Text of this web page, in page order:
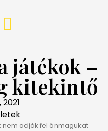
játékok –
kitekintő
nem adják fel önmagukat